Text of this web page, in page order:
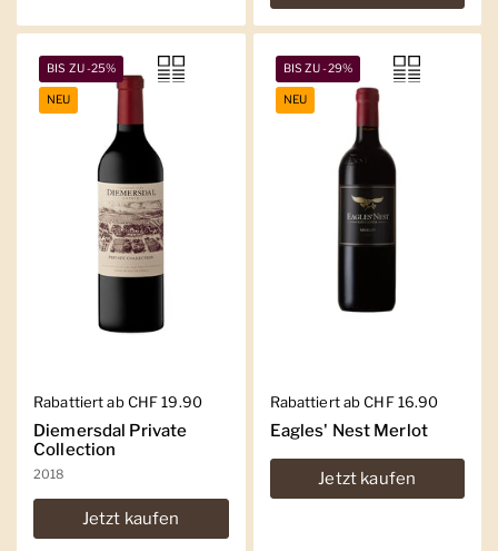
Regulärer Preis
Rabattiert ab CHF 19.90
Diemersdal Private
Collection
2018
Jetzt kaufen
BIS ZU -25%
NEU
Regulärer Preis
Rabattiert ab CHF 16.90
Eagles' Nest Merlot
Jetzt kaufen
BIS ZU -29%
NEU